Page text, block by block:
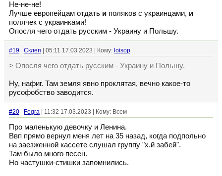
Не-не-не!
Лучше европейцам отдать и поляков с украинцами, и
полячек с украинками!
Опосля чего отдать русским - Украину и Польшу.
#19 Склеп | 05:11 17.03.2023 | Кому: loisop
> Опосля чего отдать русским - Украину и Польшу.
Ну, нафиг. Там земля явно проклятая, вечно какое-то
русофобство заводится.
#20 Fegra | 11:32 17.03.2023 | Кому: Всем
Про маленькую девочку и Ленина.
Ввп прямо вернул меня лет на 35 назад, когда подпольно
на заезженной кассете слушал группу "х.й забей".
Там было много песен.
Но частушки-стишки запомнились.